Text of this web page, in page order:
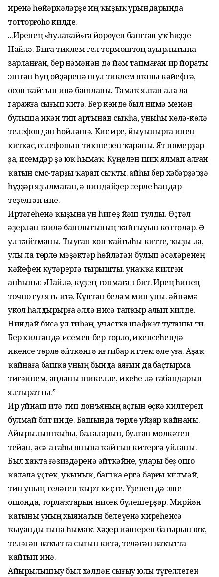
иренә һөйәркәләрҙе иң ҡыҙыҡ урындарында
тотторғоһо килде.
...Иренең «һулаҡай»ға йөрөүен баштан уҡ һиҙҙе
Найлә. Быға тиклем гел тормоштоң ауырлығына
зарланған, бер нәмәнән дә йәм тапмаған ир йораты
эштән һуң өйҙәренә шул тиклем яҡшы кәйефтә,
осоп ҡайтып инә башланы. Тамаҡ ялғап ала ла
гаражға сығып китә. Бер көндө был нимә менән
булыша икән тип артынан сыҡһа, уныһы көлә-көлә
телефондан һөйләшә. Кис ире, йыуынырға инеп
киткәс,телефонын тикшереп ҡараны. Ят номерҙар
ҙа, исемдәр ҙә юҡ һымаҡ. Күңелен шик ялмап алған
ҡатын смс-тарҙы ҡарап сыҡты. Ҡайһы бер хәбәрҙәрҙә
һүҙҙәр яҙылмаған, ә ниндәйҙер серле һандар
теҙелгән ине.
Иртәгеһенә ҡыҙына ун һигеҙ йәш тулды. Өҫтәл
әҙерләп ғаилә башлығының ҡайтыуын көттөләр. Ә
ул ҡайтманы. Тыуған көн ҡайғыһы китте, ҡыҙы ла,
улы ла төрлө мәҙәктәр һөйләгән булып әсәләренең
кәйефен күтәрергә тырышты. Ҡунаҡҡа килгән
апһыны: «Найлә, күҙең тонмаған бит. Ирең һинең
точно гулять итә. Күптән беләм мин уны. Ҡәйнәмә
укол һалдырырға әллә нисә тапҡыр алып килде.
Ниндәй бисә ул тиһәң, участка шәфҡәт туташы ти.
Бер килгәндә исемен бер төрлө, икенсеһендә
икенсе төрлө әйткәнгә иғтибар иттем әле уға. Аҙаҡ
ҡайнаға башҡа уның бында аяғын да баҫтырма
тигәйнем, аңланы шикелле, икеһе лә табандарын
ялтыратты.”
Ир уйнаш итә тип донъяның аҫтын өҫкә килтереп
булмай бит инде. Башында төрлө уйҙар ҡайнаны.
Айырылышҡыһы, балаларын, булған мөлкәтен
тейәп, әсә-атаһы янына ҡайтып китергә уйланы.
Был хаҡта ғәзиздәренә әйткәйне, улары беҙ ошо
ҡалала үҫтек, уҡыныҡ, башҡа ергә барғы килмәй,
тип уның теләген ҡырт киҫте. Үҙенең дә эше
ошонда, торлаҡтарын нисек бүлешерҙәр. Мирйән
ҡатыны уның хыянатын белеүенә киреһенсә
ҡыуанды ғына һымаҡ. Хәҙер йәшерен батырын юҡ,
теләгән ваҡытта сығып китә, теләгән ваҡытта
ҡайтып инә.
Айырылышыу был хәлдән сығыу юлы түгеллеген